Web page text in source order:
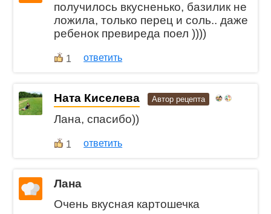
получилось вкусненько, базилик не
ложила, только перец и соль.. даже
ребенок превиреда поел ))))
1 ответить
Ната Киселева Автор рецепта
Лана, спасибо))
1 ответить
Лана
Очень вкусная картошечка